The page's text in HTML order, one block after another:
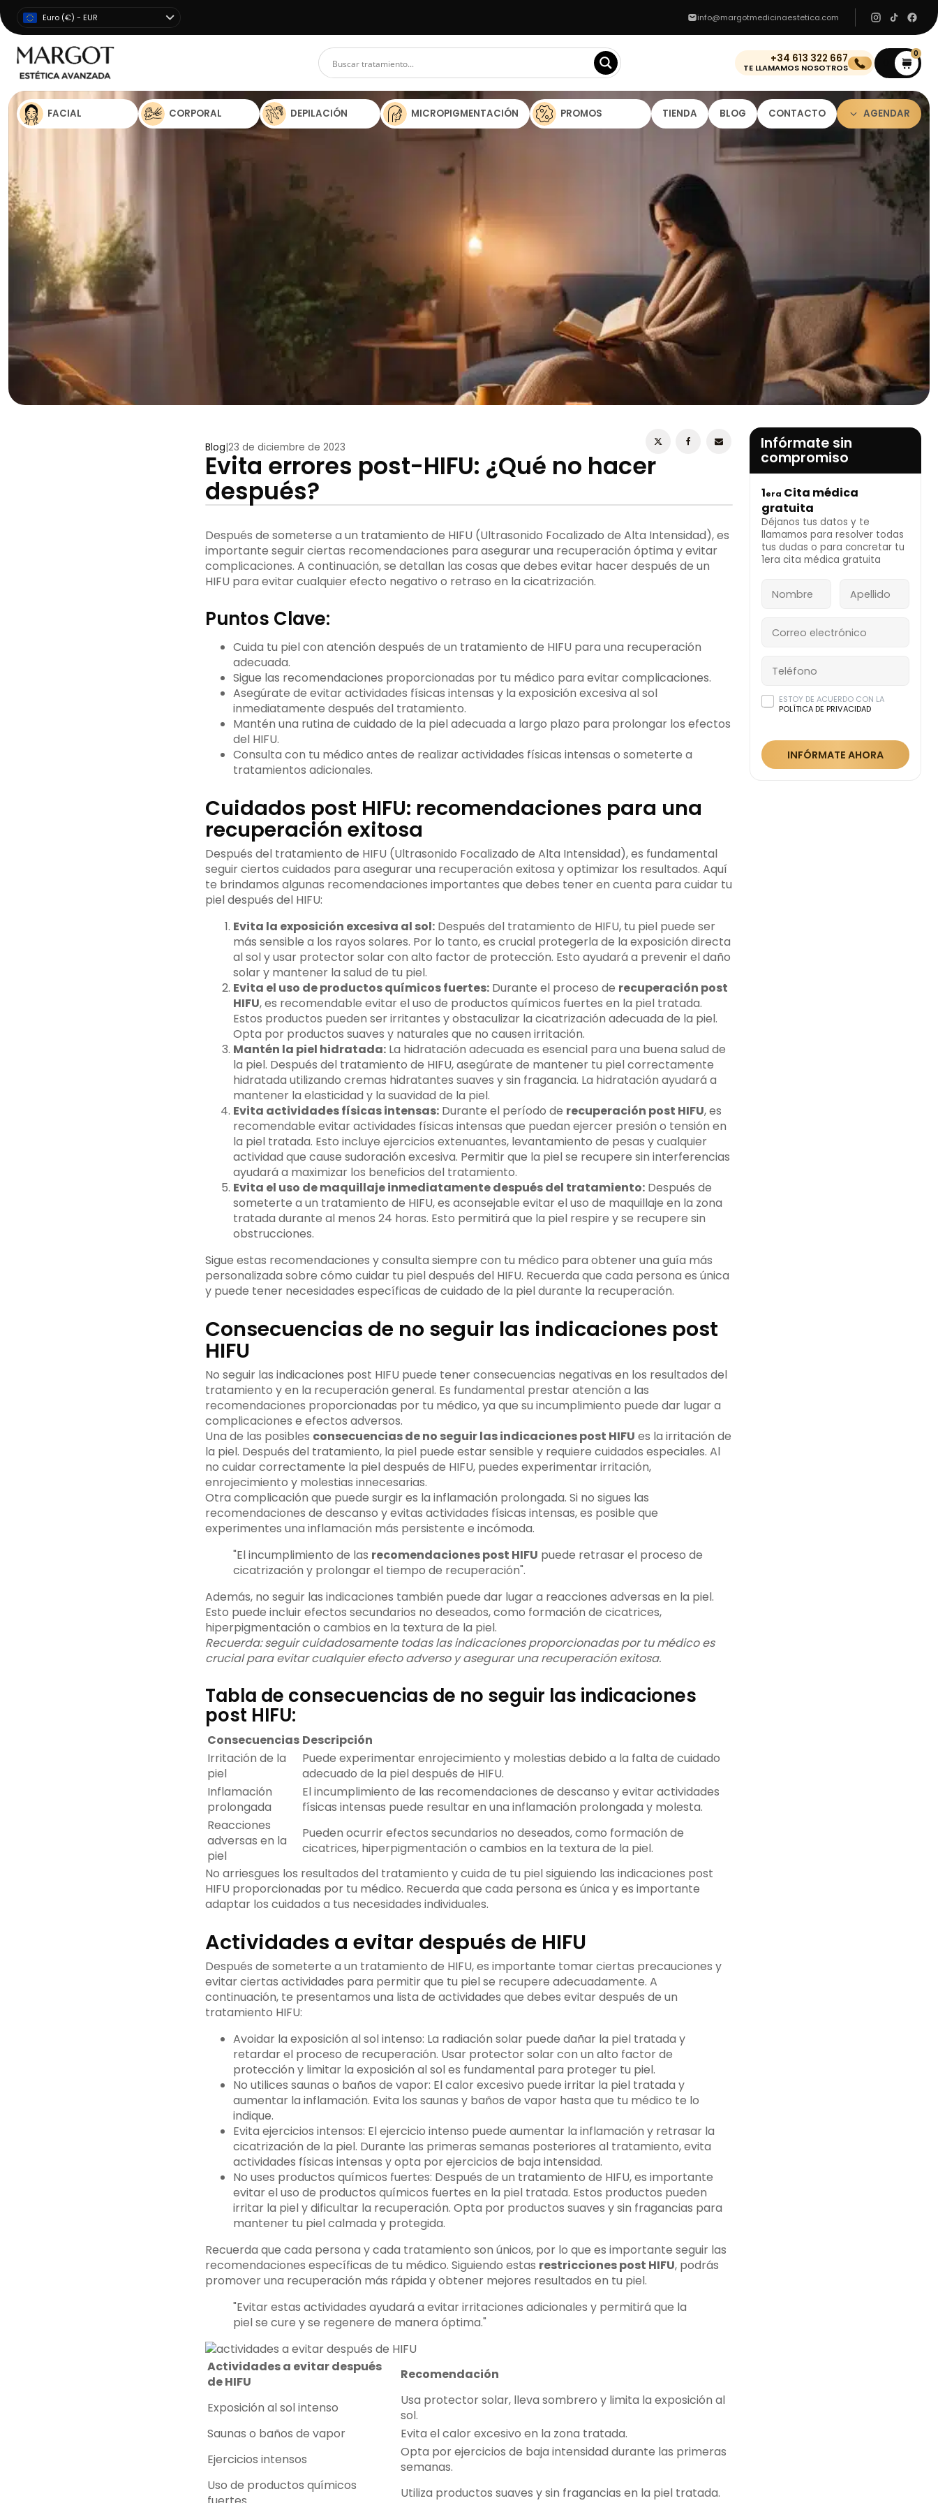
Euro (€) - EUR info@margotmedicinaestetica.com
+34 613 322 667
TE LLAMAMOS NOSOTROS
0
FACIAL CORPORAL DEPILACIÓN MICROPIGMENTACIÓN PROMOS TIENDA BLOG CONTACTO AGENDAR
ESTOY DE ACUERDO CON LAPOLÍTICA DE
PRIVACIDAD
INFÓRMATE AHORA
Blog 23 de diciembre de 2023
Evita errores post-HIFU: ¿Qué no hacer
después?
Después de someterse a un tratamiento de HIFU (Ultrasonido Focalizado de Alta Intensidad), es
importante seguir ciertas recomendaciones para asegurar una recuperación óptima y evitar
complicaciones. A continuación, se detallan las cosas que debes evitar hacer después de un
HIFU para evitar cualquier efecto negativo o retraso en la cicatrización.
Puntos Clave:
Cuida tu piel con atención después de un tratamiento de HIFU para una recuperación
adecuada.
Sigue las recomendaciones proporcionadas por tu médico para evitar complicaciones.
Asegúrate de evitar actividades físicas intensas y la exposición excesiva al sol
inmediatamente después del tratamiento.
Mantén una rutina de cuidado de la piel adecuada a largo plazo para prolongar los efectos
del HIFU.
Consulta con tu médico antes de realizar actividades físicas intensas o someterte a
tratamientos adicionales.
Cuidados post HIFU: recomendaciones para una
recuperación exitosa
Después del tratamiento de HIFU (Ultrasonido Focalizado de Alta Intensidad), es fundamental
seguir ciertos cuidados para asegurar una recuperación exitosa y optimizar los resultados. Aquí
te brindamos algunas recomendaciones importantes que debes tener en cuenta para cuidar tu
piel después del HIFU:
Evita la exposición excesiva al sol: Después del tratamiento de HIFU, tu piel puede ser
más sensible a los rayos solares. Por lo tanto, es crucial protegerla de la exposición directa
al sol y usar protector solar con alto factor de protección. Esto ayudará a prevenir el daño
solar y mantener la salud de tu piel.
Evita el uso de productos químicos fuertes: Durante el proceso de recuperación post
HIFU, es recomendable evitar el uso de productos químicos fuertes en la piel tratada.
Estos productos pueden ser irritantes y obstaculizar la cicatrización adecuada de la piel.
Opta por productos suaves y naturales que no causen irritación.
Mantén la piel hidratada: La hidratación adecuada es esencial para una buena salud de
la piel. Después del tratamiento de HIFU, asegúrate de mantener tu piel correctamente
hidratada utilizando cremas hidratantes suaves y sin fragancia. La hidratación ayudará a
mantener la elasticidad y la suavidad de la piel.
Evita actividades físicas intensas: Durante el período de recuperación post HIFU, es
recomendable evitar actividades físicas intensas que puedan ejercer presión o tensión en
la piel tratada. Esto incluye ejercicios extenuantes, levantamiento de pesas y cualquier
actividad que cause sudoración excesiva. Permitir que la piel se recupere sin interferencias
ayudará a maximizar los beneficios del tratamiento.
Evita el uso de maquillaje inmediatamente después del tratamiento: Después de
someterte a un tratamiento de HIFU, es aconsejable evitar el uso de maquillaje en la zona
tratada durante al menos 24 horas. Esto permitirá que la piel respire y se recupere sin
obstrucciones.
Sigue estas recomendaciones y consulta siempre con tu médico para obtener una guía más
personalizada sobre cómo cuidar tu piel después del HIFU. Recuerda que cada persona es única
y puede tener necesidades específicas de cuidado de la piel durante la recuperación.
Consecuencias de no seguir las indicaciones post
HIFU
No seguir las indicaciones post HIFU puede tener consecuencias negativas en los resultados del
tratamiento y en la recuperación general. Es fundamental prestar atención a las
recomendaciones proporcionadas por tu médico, ya que su incumplimiento puede dar lugar a
complicaciones e efectos adversos.
Una de las posibles consecuencias de no seguir las indicaciones post HIFU es la irritación de
la piel. Después del tratamiento, la piel puede estar sensible y requiere cuidados especiales. Al
no cuidar correctamente la piel después de HIFU, puedes experimentar irritación,
enrojecimiento y molestias innecesarias.
Otra complicación que puede surgir es la inflamación prolongada. Si no sigues las
recomendaciones de descanso y evitas actividades físicas intensas, es posible que
experimentes una inflamación más persistente e incómoda.
"El incumplimiento de las recomendaciones post HIFU puede retrasar el proceso de
cicatrización y prolongar el tiempo de recuperación".
Además, no seguir las indicaciones también puede dar lugar a reacciones adversas en la piel.
Esto puede incluir efectos secundarios no deseados, como formación de cicatrices,
hiperpigmentación o cambios en la textura de la piel.
Recuerda: seguir cuidadosamente todas las indicaciones proporcionadas por tu médico es
crucial para evitar cualquier efecto adverso y asegurar una recuperación exitosa.
Tabla de consecuencias de no seguir las indicaciones
post HIFU:
Consecuencias Descripción
Irritación de la
piel
Puede experimentar enrojecimiento y molestias debido a la falta de cuidado
adecuado de la piel después de HIFU.
Inflamación
prolongada
El incumplimiento de las recomendaciones de descanso y evitar actividades
físicas intensas puede resultar en una inflamación prolongada y molesta.
Reacciones
adversas en la
piel
Pueden ocurrir efectos secundarios no deseados, como formación de
cicatrices, hiperpigmentación o cambios en la textura de la piel.
No arriesgues los resultados del tratamiento y cuida de tu piel siguiendo las indicaciones post
HIFU proporcionadas por tu médico. Recuerda que cada persona es única y es importante
adaptar los cuidados a tus necesidades individuales.
Actividades a evitar después de HIFU
Después de someterte a un tratamiento de HIFU, es importante tomar ciertas precauciones y
evitar ciertas actividades para permitir que tu piel se recupere adecuadamente. A
continuación, te presentamos una lista de actividades que debes evitar después de un
tratamiento HIFU:
Avoidar la exposición al sol intenso: La radiación solar puede dañar la piel tratada y
retardar el proceso de recuperación. Usar protector solar con un alto factor de
protección y limitar la exposición al sol es fundamental para proteger tu piel.
No utilices saunas o baños de vapor: El calor excesivo puede irritar la piel tratada y
aumentar la inflamación. Evita los saunas y baños de vapor hasta que tu médico te lo
indique.
Evita ejercicios intensos: El ejercicio intenso puede aumentar la inflamación y retrasar la
cicatrización de la piel. Durante las primeras semanas posteriores al tratamiento, evita
actividades físicas intensas y opta por ejercicios de baja intensidad.
No uses productos químicos fuertes: Después de un tratamiento de HIFU, es importante
evitar el uso de productos químicos fuertes en la piel tratada. Estos productos pueden
irritar la piel y dificultar la recuperación. Opta por productos suaves y sin fragancias para
mantener tu piel calmada y protegida.
Recuerda que cada persona y cada tratamiento son únicos, por lo que es importante seguir las
recomendaciones específicas de tu médico. Siguiendo estas restricciones post HIFU, podrás
promover una recuperación más rápida y obtener mejores resultados en tu piel.
"Evitar estas actividades ayudará a evitar irritaciones adicionales y permitirá que la
piel se cure y se regenere de manera óptima."
Actividades a evitar después
de HIFU
Recomendación
Exposición al sol intenso
Usa protector solar, lleva sombrero y limita la exposición al
sol.
Saunas o baños de vapor
Evita el calor excesivo en la zona tratada.
Ejercicios intensos
Opta por ejercicios de baja intensidad durante las primeras
semanas.
Uso de productos químicos
Utiliza productos suaves y sin fragancias en la piel tratada.
Infórmate sin
compromiso
1era Cita médica
gratuita
Déjanos tus datos y te
llamamos para resolver todas
tus dudas o para concretar tu
1era cita médica gratuita
ESTOY DE ACUERDO CON LA
POLÍTICA DE PRIVACIDAD
INFÓRMATE AHORA